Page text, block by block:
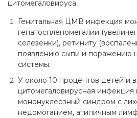
цитомегаловируса:
Генитальная ЦМВ инфекция
гепатоспленомегалии
селезенки), ретиниту
появлению сыпи и поражению
системы.
У около 10 процентов детей и
цитомегаловирусная инфекция
мононуклеозный синдром с
недомоганием, атипичным